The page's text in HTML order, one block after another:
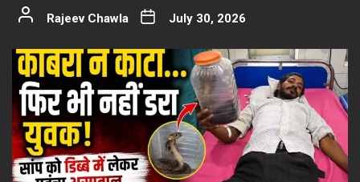
Rajeev Chawla July 30, 2026